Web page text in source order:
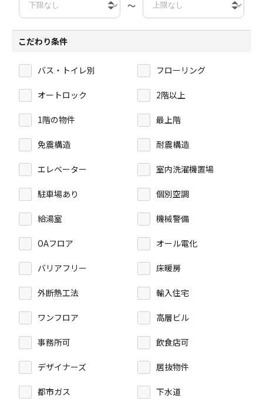
～
こだわり条件
バス・トイレ別 フローリング
オートロック 2階以上
1階の物件 最上階
免震構造 耐震構造
エレベーター 室内洗濯機置場
駐車場あり 個別空調
給湯室 機械警備
OAフロア オール電化
バリアフリー 床暖房
外断熱工法 輸入住宅
ワンフロア 高層ビル
事務所可 飲食店可
デザイナーズ 居抜物件
都市ガス 下水道